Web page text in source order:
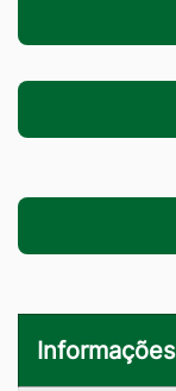
Informações